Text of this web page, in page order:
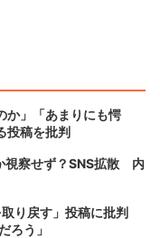
か」「あまりにも愕
投稿を批判
視察せず？SNS拡散 内
り戻す」投稿に批判
ろう」